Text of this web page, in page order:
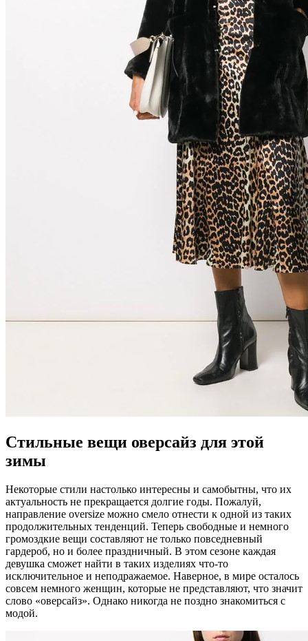
Стильные вещи оверсайз для этой
зимы
Некоторые стили настолько интересны и самобытны, что их
актуальность не прекращается долгие годы. Пожалуй,
направление oversize можно смело отнести к одной из таких
продолжительных тенденций. Теперь свободные и немного
громоздкие вещи составляют не только повседневный
гардероб, но и более праздничный. В этом сезоне каждая
девушка сможет найти в таких изделиях что-то
исключительное и неподражаемое. Наверное, в мире осталось
совсем немного женщин, которые не представляют, что значит
слово «оверсайз». Однако никогда не поздно знакомиться с
модой.